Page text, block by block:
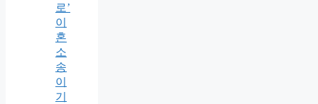
로’
이
혼
소
송
이
기